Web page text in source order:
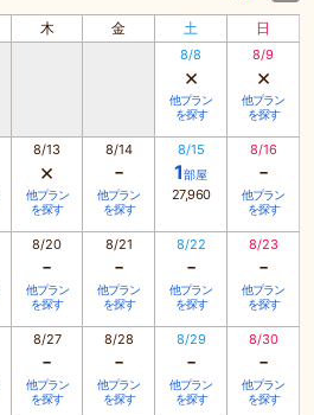
木 金 土 日
8/8
×
他プラン
を探す
8/9
×
他プラン
を探す
8/13
×
他プラン
を探す
8/14
-
他プラン
を探す
8/15
1部屋
27,960
8/16
-
他プラン
を探す
8/20
-
他プラン
を探す
8/21
-
他プラン
を探す
8/22
-
他プラン
を探す
8/23
-
他プラン
を探す
8/27
-
他プラン
を探す
8/28
-
他プラン
を探す
8/29
-
他プラン
を探す
8/30
-
他プラン
を探す